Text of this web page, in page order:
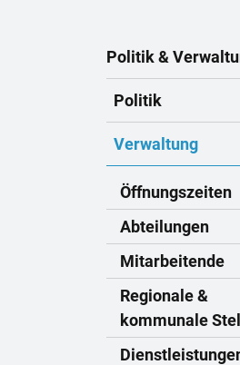
Politik &
Politik
Verwaltung
Öffnungszeiten
Abteilungen
Mitarbeitende
Regionale &
kommunale